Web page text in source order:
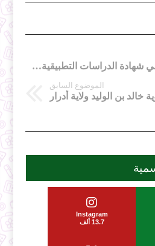
إعلان لفائدة حاملي شهادة الدراسات التطبيقية (DEUA)
الموضوع السابق
خالد بن الوليد ولاية أدرار
Instagram
13.7 ألف